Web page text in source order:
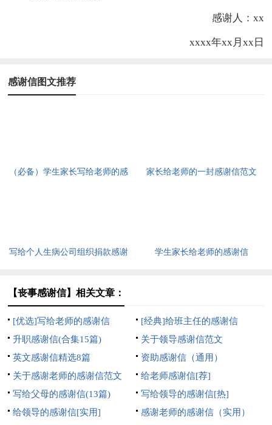
感谢人：xx
xxxx年xx月xx日
感谢信图文推荐
（必备）学生家长写给老师的感
家长给老师的一封感谢信范文
写给个人生病公司组织捐款感谢
学生家长给老师的感谢信
【丧事感谢信】相关文章：
[优选]写给老师的感谢信
[经典]给班主任的感谢信
升职感谢信(合集15篇)
关于领导感谢信范文
英文感谢信精选8篇
资助感谢信（通用）
关于感谢老师的感谢信范文
给老师感谢信[荐]
写给父母的感谢信(13篇)
写给领导的感谢信[热]
给领导的感谢信[实用]
感谢老师的感谢信（实用）